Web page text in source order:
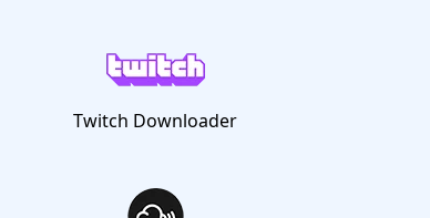
Twitch Downloader